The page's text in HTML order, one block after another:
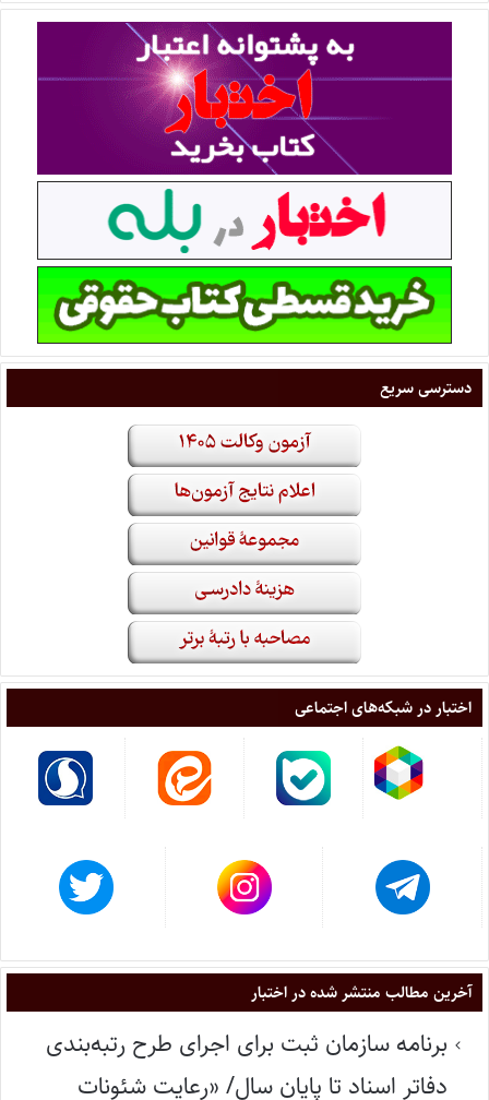
دسترسی سریع
اختبار در شبکه‌های اجتماعی
آخرین مطالب منتشر شده در اختبار
برنامه سازمان ثبت برای اجرای طرح رتبه‌بندی
دفاتر اسناد تا پایان سال/ «رعایت شئونات